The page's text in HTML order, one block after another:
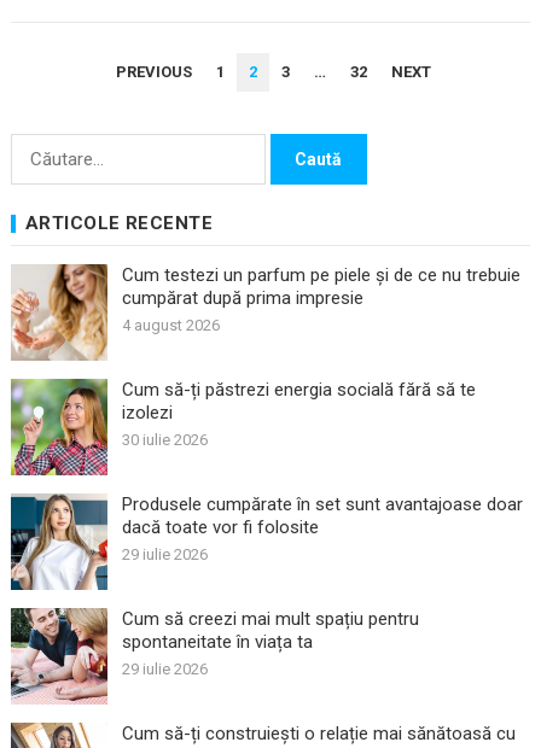
PREVIOUS 1 2 3 … 32 NEXT
Caută
ARTICOLE RECENTE
Cum testezi un parfum pe piele și de ce nu trebuie
cumpărat după prima impresie
4 august 2026
Cum să-ți păstrezi energia socială fără să te
izolezi
30 iulie 2026
Produsele cumpărate în set sunt avantajoase doar
dacă toate vor fi folosite
29 iulie 2026
Cum să creezi mai mult spațiu pentru
spontaneitate în viața ta
29 iulie 2026
Cum să-ți construiești o relație mai sănătoasă cu